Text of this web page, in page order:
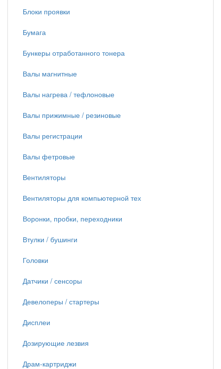
Блоки проявки
Бумага
Бункеры отработанного тонера
Валы магнитные
Валы нагрева / тефлоновые
Валы прижимные / резиновые
Валы регистрации
Валы фетровые
Вентиляторы
Вентиляторы для компьютерной тех
Воронки, пробки, переходники
Втулки / бушинги
Головки
Датчики / сенсоры
Девелоперы / стартеры
Дисплеи
Дозирующие лезвия
Драм-картриджи